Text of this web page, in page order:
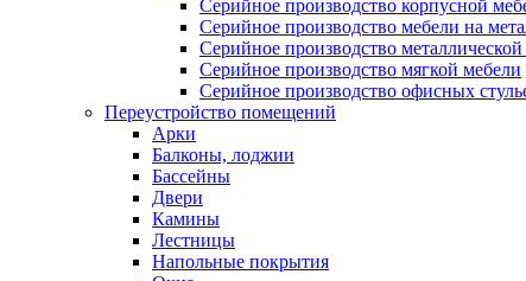
Серийное производство корпусной
Серийное производство мебели на
Серийное производство
Серийное производство мягкой мебели
Серийное производство офисных
Переустройство помещений
Арки
Балконы, лоджии
Бассейны
Двери
Камины
Лестницы
Напольные покрытия